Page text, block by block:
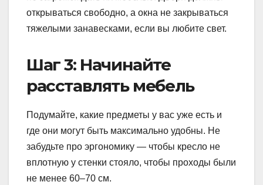
открываться свободно, а окна не закрываться
тяжелыми занавесками, если вы любите свет.
Шаг 3: Начинайте
расставлять мебель
Подумайте, какие предметы у вас уже есть и
где они могут быть максимально удобны. Не
забудьте про эргономику — чтобы кресло не
вплотную у стенки стояло, чтобы проходы были
не менее 60–70 см.